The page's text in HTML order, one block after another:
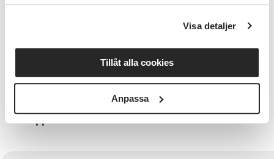
Visa detaljer
Tillåt alla cookies
Anpassa
Du får kallelse = Biljett och faktura på e-post
innan konserten startar. Kallelsen = biljett
bekräftar att du fått en plats och används som
biljettLäs våra anmälningsvillkor här
Vill du komma i kontakt med SV LULEÅ?
Välkommen att ringa oss på tfn 0920 893 20 eller
Ibland hamnar e-post från oss i
skräpposten.